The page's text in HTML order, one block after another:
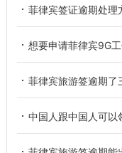
菲律宾签证逾期处理
想要申请菲律宾9G
菲律宾旅游签逾期了
中国人跟中国人可以